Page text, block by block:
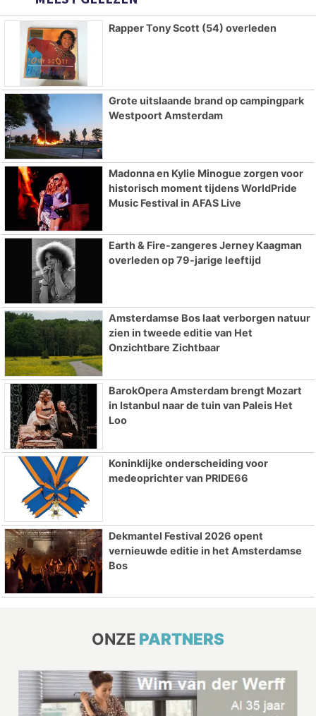
Rapper Tony Scott (54) overleden
Grote uitslaande brand op campingpark
Westpoort Amsterdam
Madonna en Kylie Minogue zorgen voor
historisch moment tijdens WorldPride
Music Festival in AFAS Live
Earth & Fire-zangeres Jerney Kaagman
overleden op 79-jarige leeftijd
Amsterdamse Bos laat verborgen natuur
zien in tweede editie van Het
Onzichtbare Zichtbaar
BarokOpera Amsterdam brengt Mozart
in Istanbul naar de tuin van Paleis Het
Loo
Koninklijke onderscheiding voor
medeoprichter van PRIDE66
Dekmantel Festival 2026 opent
vernieuwde editie in het Amsterdamse
Bos
ONZE PARTNERS